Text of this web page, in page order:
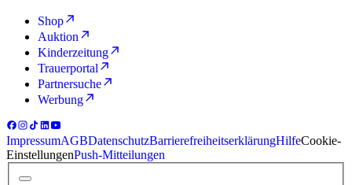
Shop
Auktion
Kinderzeitung
Trauerportal
Partnersuche
Werbung
ImpressumAGBDatenschutzBarrierefreiheitserklärungHilfeCookie-
EinstellungenPush-Mitteilungen